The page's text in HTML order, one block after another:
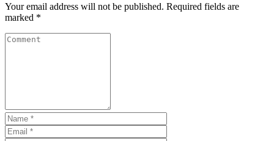
Your email address will not be published. Required fields are
marked *